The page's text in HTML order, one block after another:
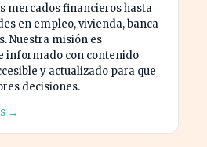
mercados financieros hasta
en empleo, vivienda, banca
Nuestra misión es
informado con contenido
y actualizado para que
decisiones.
→